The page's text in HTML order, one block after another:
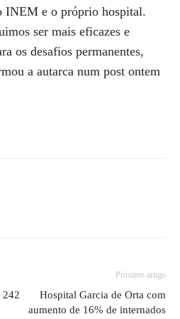
INEM e o próprio hospital.
ser mais eficazes e
os desafios permanentes,
a autarca num post ontem
242
Próximo artigo
Hospital Garcia de Orta com
aumento de 16% de internados